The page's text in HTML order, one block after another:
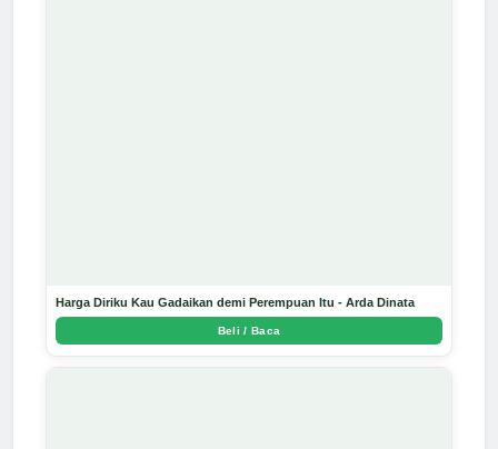
Harga Diriku Kau Gadaikan demi Perempuan Itu - Arda Dinata
Beli / Baca